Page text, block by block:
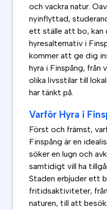
och vackra natur.
nyinflyttad,
ett ställe att bo, kan
hyresalternativ i
kommer att ge dig
hyra i Finspång, från
olika livsstilar till
har tänkt på.
Varför Hyra i
Först och främst,
Finspång är en
söker en lugn och
samtidigt vill ha
Staden erbjuder ett
fritidsaktiviteter,
naturen, till att